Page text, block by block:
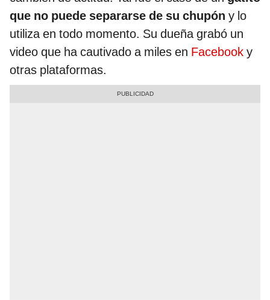
que no puede separarse de su chupón y lo
utiliza en todo momento. Su dueña grabó un
video que ha cautivado a miles en Facebook y
otras plataformas.